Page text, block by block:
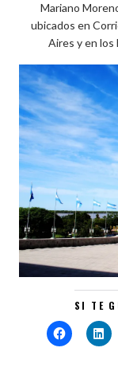
Mariano
ubicados en
Aires y en los
SI TE